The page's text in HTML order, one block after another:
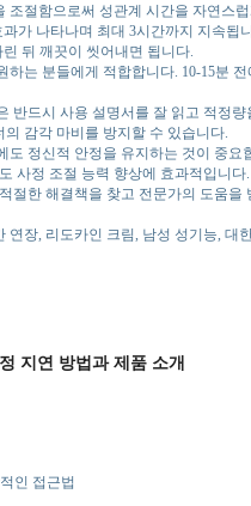
조절함으로써 성관계 시간을 자연스
가 나타나며 최대 3시간까지 지속
뒤 깨끗이 씻어내면 됩니다.
하는 분들에게 적합합니다. 10-15분
반드시 사용 설명서를 잘 읽고 적정
감각 마비를 방지할 수 있습니다.
도 정신적 안정을 유지하는 것이 중
사정 조절 능력 향상에 효과적입니다.
절한 해결책을 찾고 전문가의 도움
연장, 리도카인 크림, 남성 성기능, 대
지연 방법과 제품 소개
인 접근법